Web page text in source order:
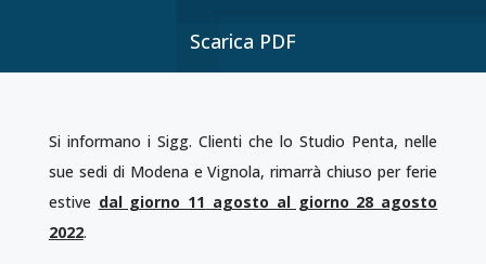
Scarica PDF
Si informano i Sigg. Clienti che lo Studio Penta, nelle
sue sedi di Modena e Vignola, rimarrà chiuso per ferie
estive dal giorno 11 agosto al giorno 28 agosto
2022.